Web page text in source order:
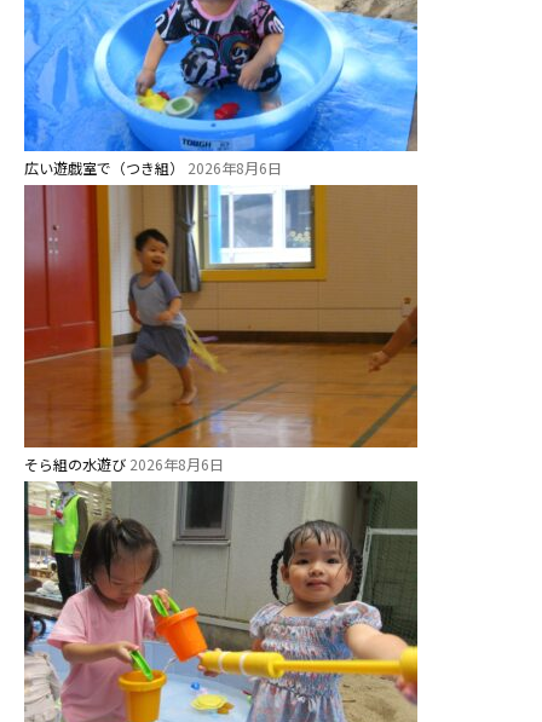
広い遊戯室で（つき組） 2026年8月6日
そら組の水遊び 2026年8月6日
お知らせ
今日の幼稚園
園児募集要項
教職員募集
園のこと
園舎案内
安⼼・安全対策
給⾷
課外教室
理事長のことば
教育と保育
美⽊多幼稚園の理想